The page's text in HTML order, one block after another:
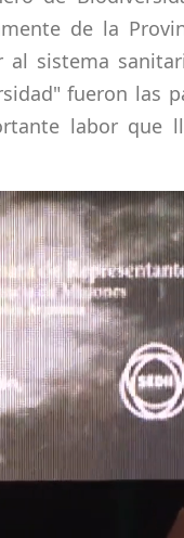
de la
al sistema
fueron las
labor que